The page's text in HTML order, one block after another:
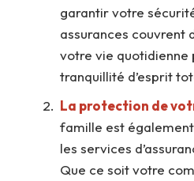
garantir votre
assurances couvrent
votre vie quotidienne
tranquillité d’esprit
La protection de
famille est
les services
Que ce soit votre